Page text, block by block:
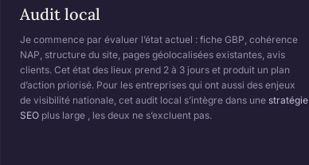
Audit local
Je commence par évaluer l’état actuel : fiche GBP, cohérence
NAP, structure du site, pages géolocalisées existantes, avis
clients. Cet état des lieux prend 2 à 3 jours et produit un plan
d’action priorisé. Pour les entreprises qui ont aussi des enjeux
de visibilité nationale, cet audit local s’intègre dans une stratégie
SEOplus large , les deux ne s’excluent pas.